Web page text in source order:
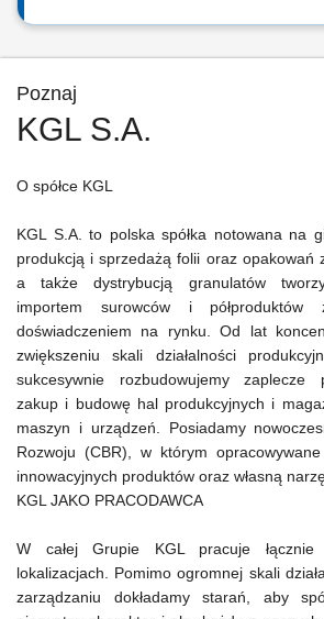
Poznaj
KGL S.A.
O spółce KGL
KGL S.A. to polska spółka notowana na
produkcją i sprzedażą folii oraz opakowań
a także dystrybucją granulatów
importem surowców i
doświadczeniem na rynku. Od lat
zwiększeniu skali działalności
sukcesywnie rozbudowujemy zaplecze
zakup i budowę hal produkcyjnych i
maszyn i urządzeń. Posiadamy
Rozwoju (CBR), w którym
innowacyjnych produktów oraz własną
KGL JAKO PRACODAWCA
W całej Grupie KGL pracuje
lokalizacjach. Pomimo ogromnej skali
zarządzaniu dokładamy starań, aby